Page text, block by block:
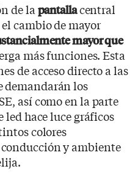
de la pantallacentral
cambio de mayor
mayor que
más funciones. Esta
de acceso directo a las
demandarán los
así como en la parte
hace luce gráficos
colores
y ambiente